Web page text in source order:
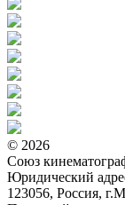
© 2026
Союз
Юридический
123056, Россия,